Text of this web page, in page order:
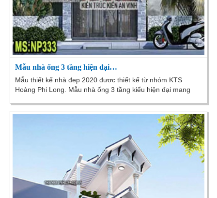
Mẫu nhà ống 3 tầng hiện đại…
Mẫu thiết kế nhà đẹp 2020 được thiết kế từ nhóm KTS
Hoàng Phi Long. Mẫu nhà ống 3 tầng kiểu hiện đại mang